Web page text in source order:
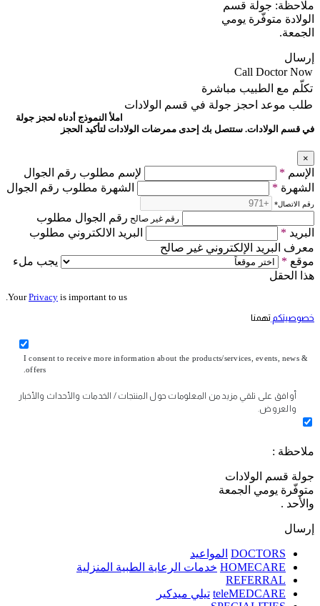
ملاحظة: جولة قسم
الولادة متوفّرة يومي
الجمعة.
إرسال
Call Doctor Now
تكلّم مع الطبيب مباشرة
طلب موعد احجز جولة في قسم الولادات
املأ النموذج أدناه لحجز جولة
في قسم الولادات. ستتصل بك إحدى ممرضات الولادات لتأكيد الحجز
×
الإسم *
لإسم مطلوب رقم الجوال
الشهرة * الشهرة مطلوب رقم الجوال
رقم الاتصال*
رقم غير صالح رقم الجوال مطلوب
البريد *
البريد الالكتروني مطلوب
معرف البريد الإلكتروني غير صالح
موقع *
يجب ملء
هذا الحقل
YourPrivacy is important to us.
خصوصيتكم تهمنا
I consent to receive more information about the products/services, events, news &
offers.
أوافق على تلقي مزيد من المعلومات حول المنتجات / الخدمات والأحداث والأخبار
والعروض.
ملاحظة :
جولة قسم الولادات
متوفّرة يومي الجمعة
والأحد .
إرسال
DOCTORS المواعيد
HOMECARE خدمات الرعاية الطبية المنزلية
REFERRAL
teleMEDCARE تيلي ميدكير